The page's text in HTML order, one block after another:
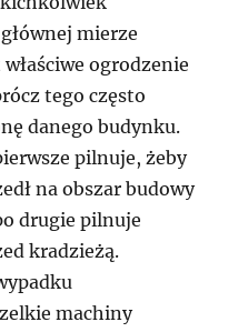
mierze
ogrodzenie
tego często
danego budynku.
pilnuje, żeby
na obszar budowy
drugie pilnuje
kradzieżą.
machiny